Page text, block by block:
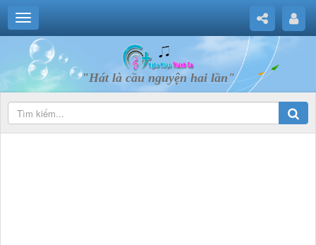
"Hát là cầu nguyện hai lần"